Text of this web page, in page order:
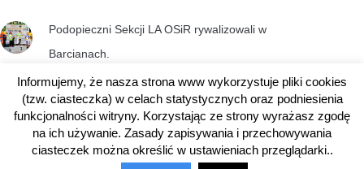
Podopieczni Sekcji LA OSiR rywalizowali w
Barcianach.
3 maja 2023
© 2014-2025 OSiR w Gołdapi. Wszelkie prawa zastrzeżone.
Informujemy, że nasza strona www wykorzystuje pliki cookies
(tzw. ciasteczka) w celach statystycznych oraz podniesienia
funkcjonalności witryny. Korzystając ze strony wyrażasz zgodę
na ich używanie. Zasady zapisywania i przechowywania
ciasteczek można określić w ustawieniach przeglądarki..